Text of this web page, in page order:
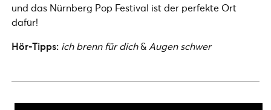
und das Nürnberg Pop Festival ist der perfekte Ort
dafür!
Hör-Tipps: ich brenn für dich& Augen schwer